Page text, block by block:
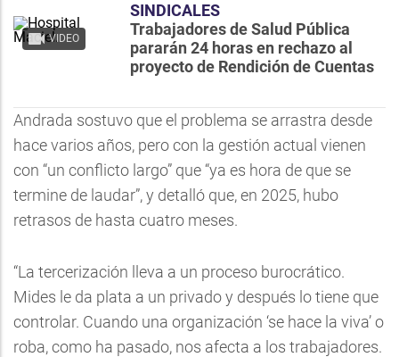
VIDEO
SINDICALES
Trabajadores de Salud Pública
pararán 24 horas en rechazo al
proyecto de Rendición de Cuentas
Andrada sostuvo que el problema se arrastra desde
hace varios años, pero con la gestión actual vienen
con “un conflicto largo” que “ya es hora de que se
termine de laudar”, y detalló que, en 2025, hubo
retrasos de hasta cuatro meses.
“La tercerización lleva a un proceso burocrático.
Mides le da plata a un privado y después lo tiene que
controlar. Cuando una organización ‘se hace la viva’ o
roba, como ha pasado, nos afecta a los trabajadores.